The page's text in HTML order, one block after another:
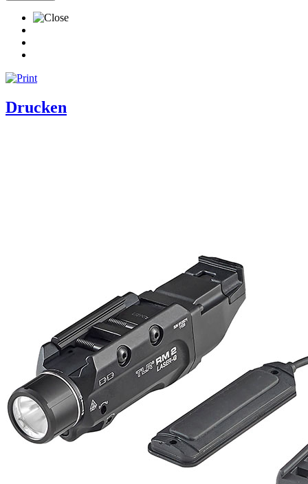
Drucken